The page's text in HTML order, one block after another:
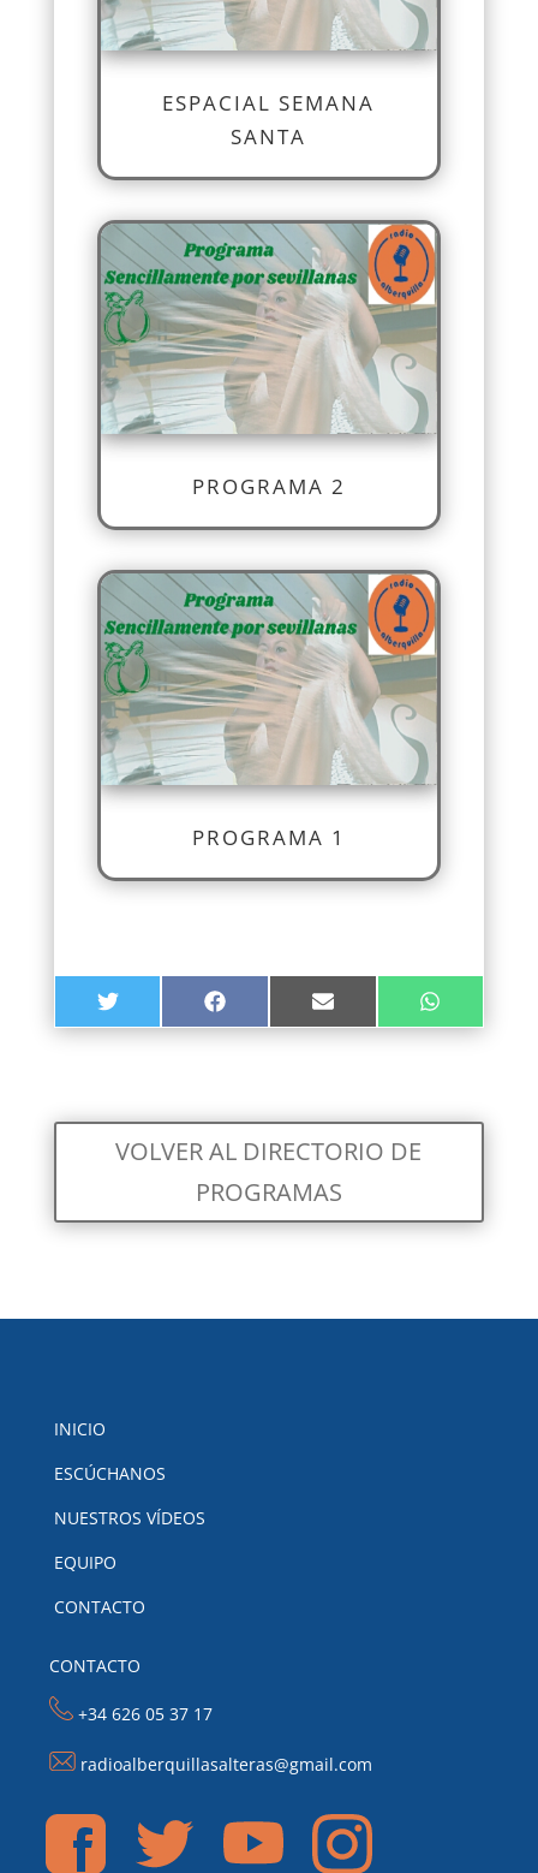
ESPACIAL SEMANA
SANTA
PROGRAMA 2
PROGRAMA 1
COMPARTIR
EN
COMPARTIR
EN
FACEBOOK COMPARTIR
EN
EMAIL COMPARTIR
EN
WHATSAPP
VOLVER AL DIRECTORIO DE
PROGRAMAS
INICIO
ESCÚCHANOS
NUESTROS VÍDEOS
EQUIPO
CONTACTO
CONTACTO
+34 626 05 37 17
radioalberquillasalteras@gmail.com